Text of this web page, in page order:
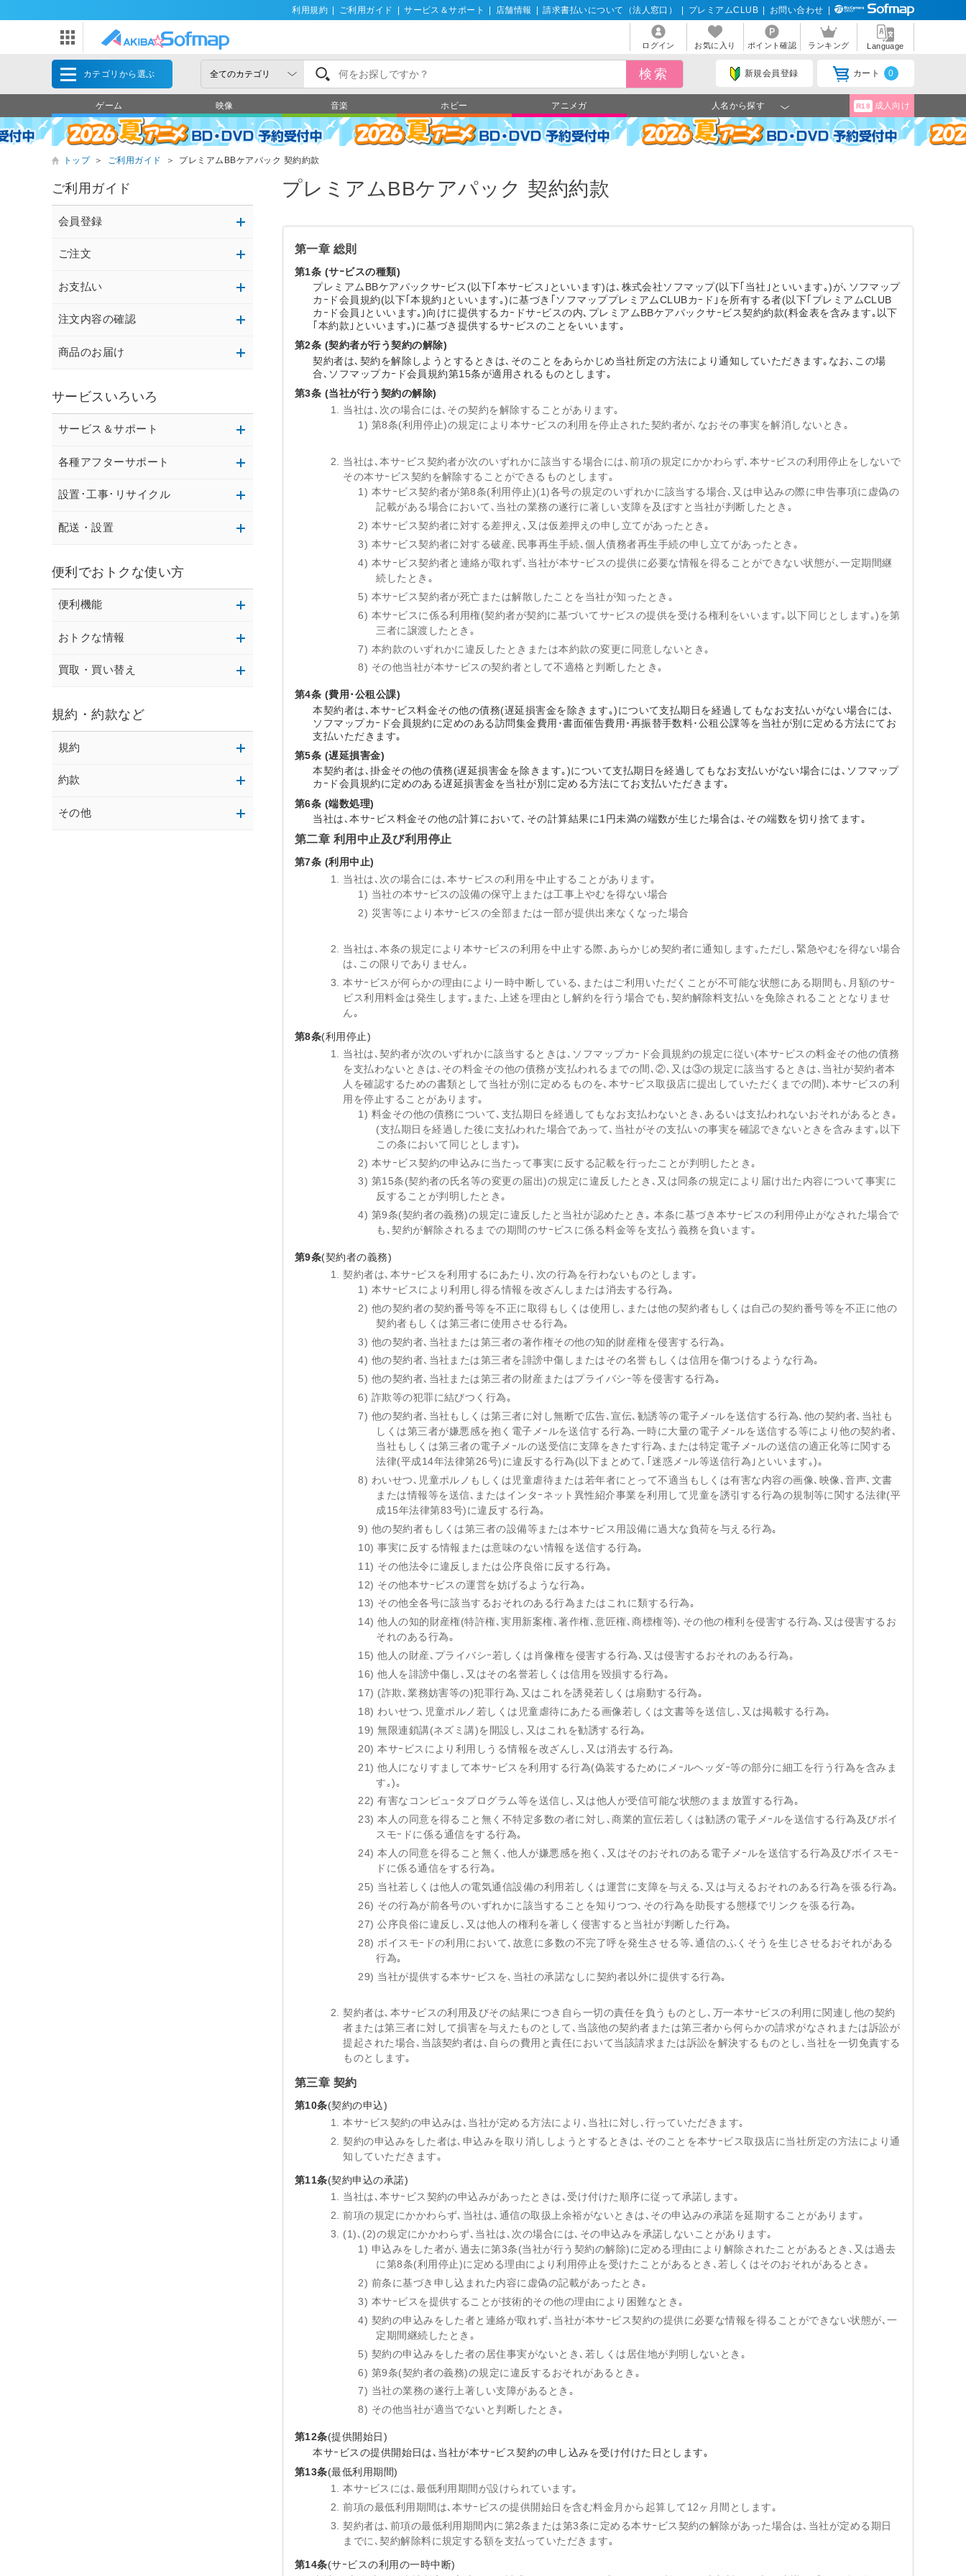
利用規約 ご利用ガイド サービス＆サポート 店舗情報 請求書払いについて（法人窓口） プレミアムCLUB お問い合わせ
ログイン お気に入り ポイント確認 ランキング Language
カテゴリから選ぶ 新規会員登録 カート 0
ゲーム 映像 音楽 ホビー アニメガ 人名から探す R18 成人向け
トップ ＞ ご利用ガイド ＞ プレミアムBBケアパック 契約約款
プレミアムBBケアパック 契約約款
第一章 総則
第1条 (サｰビスの種類)
プレミアムBBケアパックサｰビス(以下｢本サｰビス｣といいます)は､株式会社ソフマップ(以下｢当社｣といいます｡)が､ソフマップ
カｰド会員規約(以下｢本規約｣といいます｡)に基づき｢ソフマッププレミアムCLUBカｰド｣を所有する者(以下｢プレミアムCLUB
カｰド会員｣といいます｡)向けに提供するカｰドサｰビスの内､プレミアムBBケアパックサｰビス契約約款(料金表を含みます｡以下
｢本約款｣といいます｡)に基づき提供するサｰビスのことをいいます｡
第2条 (契約者が行う契約の解除)
契約者は､契約を解除しようとするときは､そのことをあらかじめ当社所定の方法により通知していただきます｡なお､この場
合､ソフマップカｰド会員規約第15条が適用されるものとします｡
第3条 (当社が行う契約の解除)
当社は､次の場合には､その契約を解除することがあります｡
1) 第8条(利用停止)の規定により本サｰビスの利用を停止された契約者が､なおその事実を解消しないとき｡
当社は､本サｰビス契約者が次のいずれかに該当する場合には､前項の規定にかかわらず､本サｰビスの利用停止をしないで
その本サｰビス契約を解除することができるものとします｡
1) 本サｰビス契約者が第8条(利用停止)(1)各号の規定のいずれかに該当する場合､又は申込みの際に申告事項に虚偽の
記載がある場合において､当社の業務の遂行に著しい支障を及ぼすと当社が判断したとき｡
2) 本サｰビス契約者に対する差押え､又は仮差押えの申し立てがあったとき｡
3) 本サｰビス契約者に対する破産､民事再生手続､個人債務者再生手続の申し立てがあったとき｡
4) 本サｰビス契約者と連絡が取れず､当社が本サｰビスの提供に必要な情報を得ることができない状態が､一定期間継
続したとき｡
5) 本サｰビス契約者が死亡または解散したことを当社が知ったとき｡
6) 本サｰビスに係る利用権(契約者が契約に基づいてサｰビスの提供を受ける権利をいいます｡以下同じとします｡)を第
三者に譲渡したとき｡
7) 本約款のいずれかに違反したときまたは本約款の変更に同意しないとき｡
8) その他当社が本サｰビスの契約者として不適格と判断したとき｡
第4条 (費用･公租公課)
本契約者は､本サｰビス料金その他の債務(遅延損害金を除きます｡)について支払期日を経過してもなお支払いがない場合には､
ソフマップカｰド会員規約に定めのある訪問集金費用･書面催告費用･再振替手数料･公租公課等を当社が別に定める方法にてお
支払いただきます｡
第5条 (遅延損害金)
本契約者は､掛金その他の債務(遅延損害金を除きます｡)について支払期日を経過してもなお支払いがない場合には､ソフマップ
カｰド会員規約に定めのある遅延損害金を当社が別に定める方法にてお支払いただきます｡
第6条 (端数処理)
当社は､本サｰビス料金その他の計算において､その計算結果に1円未満の端数が生じた場合は､その端数を切り捨てます｡
第二章 利用中止及び利用停止
第7条 (利用中止)
当社は､次の場合には､本サｰビスの利用を中止することがあります｡
1) 当社の本サｰビスの設備の保守上または工事上やむを得ない場合
2) 災害等により本サｰビスの全部または一部が提供出来なくなった場合
当社は､本条の規定により本サｰビスの利用を中止する際､あらかじめ契約者に通知します｡ただし､緊急やむを得ない場合
は､この限りでありません｡
本サｰビスが何らかの理由により一時中断している､またはご利用いただくことが不可能な状態にある期間も､月額のサｰ
ビス利用料金は発生します｡また､上述を理由とし解約を行う場合でも､契約解除料支払いを免除されることとなりませ
ん｡
第8条(利用停止)
当社は､契約者が次のいずれかに該当するときは､ソフマップカｰド会員規約の規定に従い(本サｰビスの料金その他の債務
を支払わないときは､その料金その他の債務が支払われるまでの間､②､又は③の規定に該当するときは､当社が契約者本
人を確認するための書類として当社が別に定めるものを､本サｰビス取扱店に提出していただくまでの間)､本サｰビスの利
用を停止することがあります｡
1) 料金その他の債務について､支払期日を経過してもなお支払わないとき､あるいは支払われないおそれがあるとき｡
(支払期日を経過した後に支払われた場合であって､当社がその支払いの事実を確認できないときを含みます｡以下
この条において同じとします)｡
2) 本サｰビス契約の申込みに当たって事実に反する記載を行ったことが判明したとき｡
3) 第15条(契約者の氏名等の変更の届出)の規定に違反したとき､又は同条の規定により届け出た内容について事実に
反することが判明したとき｡
4) 第9条(契約者の義務)の規定に違反したと当社が認めたとき｡ 本条に基づき本サｰビスの利用停止がなされた場合で
も､契約が解除されるまでの期間のサｰビスに係る料金等を支払う義務を負います｡
第9条(契約者の義務)
契約者は､本サｰビスを利用するにあたり､次の行為を行わないものとします｡
1) 本サｰビスにより利用し得る情報を改ざんしまたは消去する行為｡
2) 他の契約者の契約番号等を不正に取得もしくは使用し､または他の契約者もしくは自己の契約番号等を不正に他の
契約者もしくは第三者に使用させる行為｡
3) 他の契約者､当社または第三者の著作権その他の知的財産権を侵害する行為｡
4) 他の契約者､当社または第三者を誹謗中傷しまたはその名誉もしくは信用を傷つけるような行為｡
5) 他の契約者､当社または第三者の財産またはプライバシｰ等を侵害する行為｡
6) 詐欺等の犯罪に結びつく行為｡
7) 他の契約者､当社もしくは第三者に対し無断で広告､宣伝､勧誘等の電子メｰルを送信する行為､他の契約者､当社も
しくは第三者が嫌悪感を抱く電子メｰルを送信する行為､一時に大量の電子メｰルを送信する等により他の契約者､
当社もしくは第三者の電子メｰルの送受信に支障をきたす行為､または特定電子メｰルの送信の適正化等に関する
法律(平成14年法律第26号)に違反する行為(以下まとめて､｢迷惑メｰル等送信行為｣といいます｡)｡
8) わいせつ､児童ポルノもしくは児童虐待または若年者にとって不適当もしくは有害な内容の画像､映像､音声､文書
または情報等を送信､またはインタｰネット異性紹介事業を利用して児童を誘引する行為の規制等に関する法律(平
成15年法律第83号)に違反する行為｡
9) 他の契約者もしくは第三者の設備等または本サｰビス用設備に過大な負荷を与える行為｡
10) 事実に反する情報または意味のない情報を送信する行為｡
11) その他法令に違反しまたは公序良俗に反する行為｡
12) その他本サｰビスの運営を妨げるような行為｡
13) その他全各号に該当するおそれのある行為またはこれに類する行為｡
14) 他人の知的財産権(特許権､実用新案権､著作権､意匠権､商標権等)､その他の権利を侵害する行為､又は侵害するお
それのある行為｡
15) 他人の財産､プライバシｰ若しくは肖像権を侵害する行為､又は侵害するおそれのある行為｡
16) 他人を誹謗中傷し､又はその名誉若しくは信用を毀損する行為｡
17) (詐欺､業務妨害等の)犯罪行為､又はこれを誘発若しくは扇動する行為｡
18) わいせつ､児童ポルノ若しくは児童虐待にあたる画像若しくは文書等を送信し､又は掲載する行為｡
19) 無限連鎖講(ネズミ講)を開設し､又はこれを勧誘する行為｡
20) 本サｰビスにより利用しうる情報を改ざんし､又は消去する行為｡
21) 他人になりすまして本サｰビスを利用する行為(偽装するためにメｰルヘッダｰ等の部分に細工を行う行為を含みま
す｡)｡
22) 有害なコンピュｰタプログラム等を送信し､又は他人が受信可能な状態のまま放置する行為｡
23) 本人の同意を得ること無く不特定多数の者に対し､商業的宣伝若しくは勧誘の電子メｰルを送信する行為及びボイ
スモｰドに係る通信をする行為｡
24) 本人の同意を得ること無く､他人が嫌悪感を抱く､又はそのおそれのある電子メｰルを送信する行為及びボイスモｰ
ドに係る通信をする行為｡
25) 当社若しくは他人の電気通信設備の利用若しくは運営に支障を与える､又は与えるおそれのある行為を張る行為｡
26) その行為が前各号のいずれかに該当することを知りつつ､その行為を助長する態様でリンクを張る行為｡
27) 公序良俗に違反し､又は他人の権利を著しく侵害すると当社が判断した行為｡
28) ボイスモｰドの利用において､故意に多数の不完了呼を発生させる等､通信のふくそうを生じさせるおそれがある
行為｡
29) 当社が提供する本サｰビスを､当社の承諾なしに契約者以外に提供する行為｡
契約者は､本サｰビスの利用及びその結果につき自ら一切の責任を負うものとし､万一本サｰビスの利用に関連し他の契約
者または第三者に対して損害を与えたものとして､当該他の契約者または第三者から何らかの請求がなされまたは訴訟が
提起された場合､当該契約者は､自らの費用と責任において当該請求または訴訟を解決するものとし､当社を一切免責する
ものとします｡
第三章 契約
第10条(契約の申込)
本サｰビス契約の申込みは､当社が定める方法により､当社に対し､行っていただきます｡
契約の申込みをした者は､申込みを取り消ししようとするときは､そのことを本サｰビス取扱店に当社所定の方法により通
知していただきます｡
第11条(契約申込の承諾)
当社は､本サｰビス契約の申込みがあったときは､受け付けた順序に従って承諾します｡
前項の規定にかかわらず､当社は､通信の取扱上余裕がないときは､その申込みの承諾を延期することがあります｡
(1)､(2)の規定にかかわらず､当社は､次の場合には､その申込みを承諾しないことがあります｡
1) 申込みをした者が､過去に第3条(当社が行う契約の解除)に定める理由により解除されたことがあるとき､又は過去
に第8条(利用停止)に定める理由により利用停止を受けたことがあるとき､若しくはそのおそれがあるとき｡
2) 前条に基づき申し込まれた内容に虚偽の記載があったとき｡
3) 本サｰビスを提供することが技術的その他の理由により困難なとき｡
4) 契約の申込みをした者と連絡が取れず､当社が本サｰビス契約の提供に必要な情報を得ることができない状態が､一
定期間継続したとき｡
5) 契約の申込みをした者の居住事実がないとき､若しくは居住地が判明しないとき｡
6) 第9条(契約者の義務)の規定に違反するおそれがあるとき｡
7) 当社の業務の遂行上著しい支障があるとき｡
8) その他当社が適当でないと判断したとき｡
第12条(提供開始日)
本サｰビスの提供開始日は､当社が本サｰビス契約の申し込みを受け付けた日とします｡
第13条(最低利用期間)
本サｰビスには､最低利用期間が設けられています｡
前項の最低利用期間は､本サｰビスの提供開始日を含む料金月から起算して12ヶ月間とします｡
契約者は､前項の最低利用期間内に第2条または第3条に定める本サｰビス契約の解除があった場合は､当社が定める期日
までに､契約解除料に規定する額を支払っていただきます｡
第14条(サｰビスの利用の一時中断)
ご利用ガイド
会員登録
ご注文
お支払い
注文内容の確認
商品のお届け
サービスいろいろ
サービス＆サポート
各種アフターサポート
設置･工事･リサイクル
配送・設置
便利でおトクな使い方
便利機能
おトクな情報
買取・買い替え
規約・約款など
規約
約款
その他